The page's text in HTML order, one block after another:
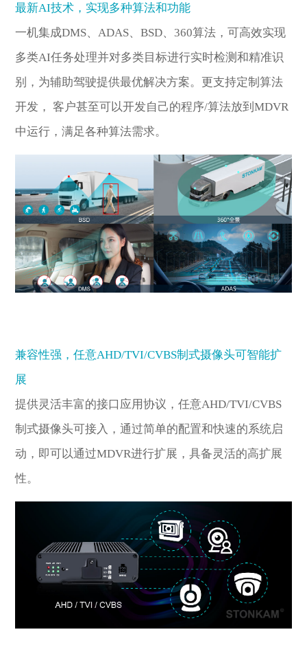
最新AI技术，实现多种算法和功能
一机集成DMS、ADAS、BSD、360算法，可高效实现
多类AI任务处理并对多类目标进行实时检测和精准识
别，为辅助驾驶提供最优解决方案。更支持定制算法
开发， 客户甚至可以开发自己的程序/算法放到MDVR
中运行，满足各种算法需求。
兼容性强，任意AHD/TVI/CVBS制式摄像头可智能扩
展
提供灵活丰富的接口应用协议，任意AHD/TVI/CVBS
制式摄像头可接入，通过简单的配置和快速的系统启
动，即可以通过MDVR进行扩展，具备灵活的高扩展
性。